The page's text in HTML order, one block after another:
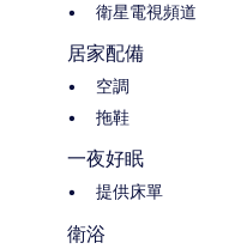
衛星電視頻道
居家配備
空調
拖鞋
一夜好眠
提供床單
衛浴